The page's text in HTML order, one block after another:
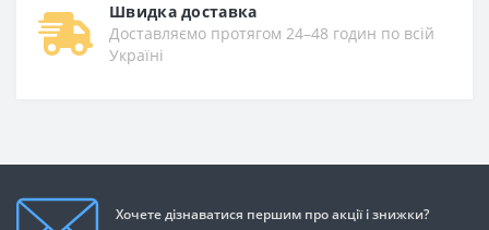
Швидка доставка
Доставляємо протягом 24–48 годин по всій
Україні
Хочете дізнаватися першим про акції і знижки?